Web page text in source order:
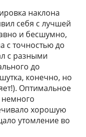
наклона
себя с лучшей
и бесшумно,
с точностью до
с разными
до
конечно, но
Оптимальное
хорошую
утомление во